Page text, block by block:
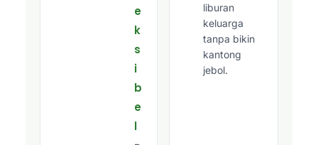
e
k
s
i
b
e
l
liburan
keluarga
tanpa bikin
kantong
jebol.